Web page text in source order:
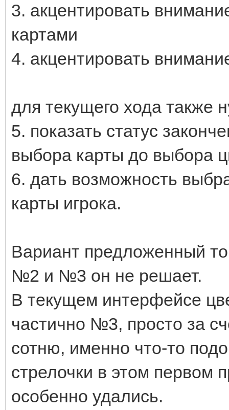
3. акцентировать
картами
4. акцентировать
для текущего хода также
5. показать статус
выбора карты до выбора
6. дать возможность
карты игрока.
Вариант предложенный
№2 и №3 он не решает.
В текущем интерфейсе
частично №3, просто за
сотню, именно что-то
стрелочки в этом первом
особенно удались.